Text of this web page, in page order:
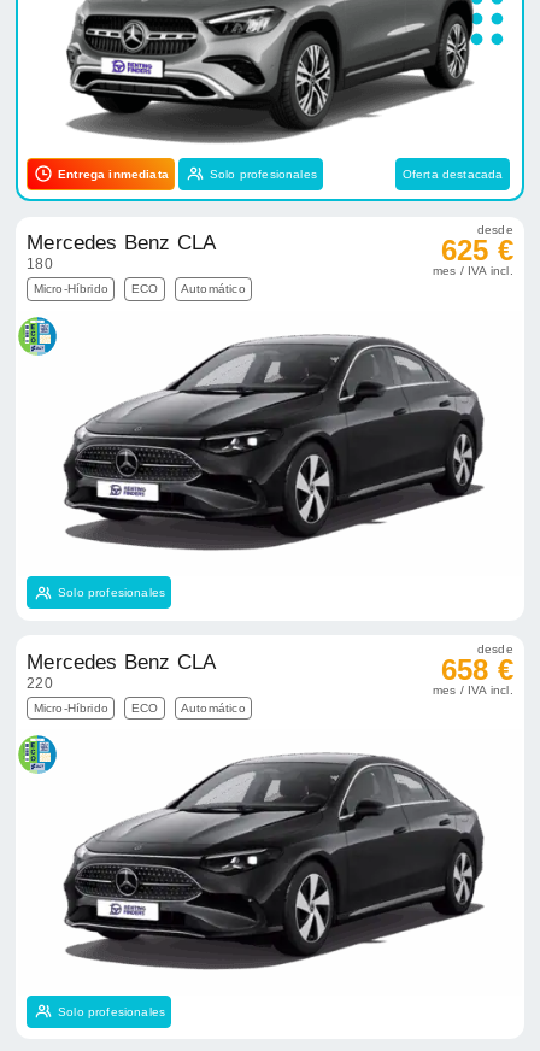
Entrega inmediata Solo profesionales Oferta destacada
Mercedes Benz CLA
180
Micro-Híbrido ECO Automático
desde
625 €
mes / IVA incl.
Solo profesionales
Mercedes Benz CLA
220
Micro-Híbrido ECO Automático
desde
658 €
mes / IVA incl.
Solo profesionales